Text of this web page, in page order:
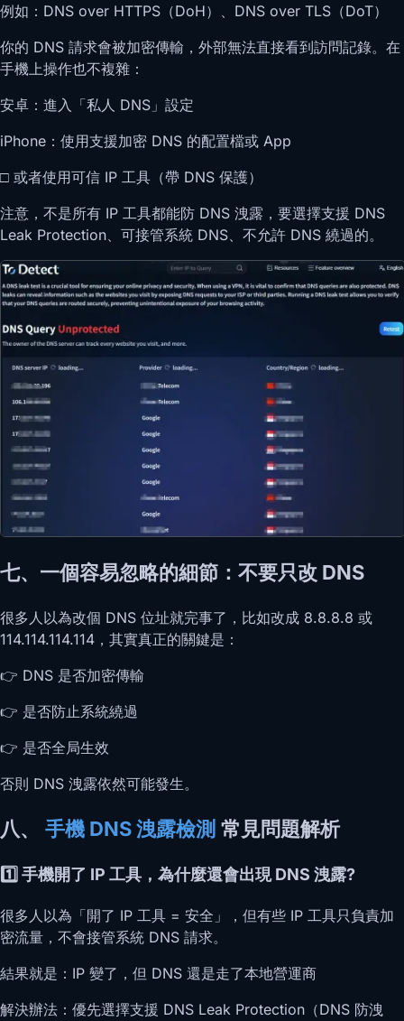
例如：DNS over HTTPS（DoH）、DNS over TLS（DoT）
你的 DNS 請求會被加密傳輸，外部無法直接看到訪問記錄。在
手機上操作也不複雜：
安卓：進入「私人 DNS」設定
iPhone：使用支援加密 DNS 的配置檔或 App
□ 或者使用可信 IP 工具（帶 DNS 保護）
注意，不是所有 IP 工具都能防 DNS 洩露，要選擇支援 DNS
Leak Protection、可接管系統 DNS、不允許 DNS 繞過的。
七、一個容易忽略的細節：不要只改 DNS
很多人以為改個 DNS 位址就完事了，比如改成 8.8.8.8 或
114.114.114.114，其實真正的關鍵是：
👉 DNS 是否加密傳輸
👉 是否防止系統繞過
👉 是否全局生效
否則 DNS 洩露依然可能發生。
八、 手機 DNS 洩露檢測 常見問題解析
1️⃣ 手機開了 IP 工具，為什麼還會出現 DNS 洩露?
很多人以為「開了 IP 工具 = 安全」，但有些 IP 工具只負責加
密流量，不會接管系統 DNS 請求。
結果就是：IP 變了，但 DNS 還是走了本地營運商
解決辦法：優先選擇支援 DNS Leak Protection（DNS 防洩